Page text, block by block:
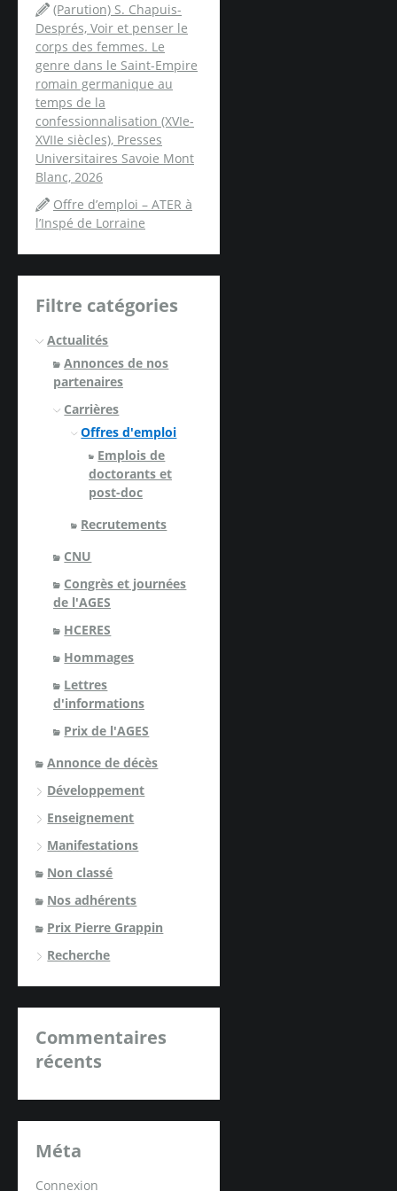
(Parution) S. Chapuis-
Després, Voir et penser le
corps des femmes. Le
genre dans le Saint-Empire
romain germanique au
temps de la
confessionnalisation (XVIe-
XVIIe siècles), Presses
Universitaires Savoie Mont
Blanc, 2026
Offre d’emploi – ATER à
l’Inspé de Lorraine
Filtre catégories
Actualités
Annonces de nos
partenaires
Carrières
Offres d'emploi
Emplois de
doctorants et
post-doc
Recrutements
CNU
Congrès et journées
de l'AGES
HCERES
Hommages
Lettres
d'informations
Prix de l'AGES
Annonce de décès
Développement
Enseignement
Manifestations
Non classé
Nos adhérents
Prix Pierre Grappin
Recherche
Commentaires
récents
Méta
Connexion